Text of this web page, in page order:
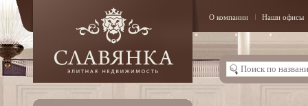
О компании Наши офисы